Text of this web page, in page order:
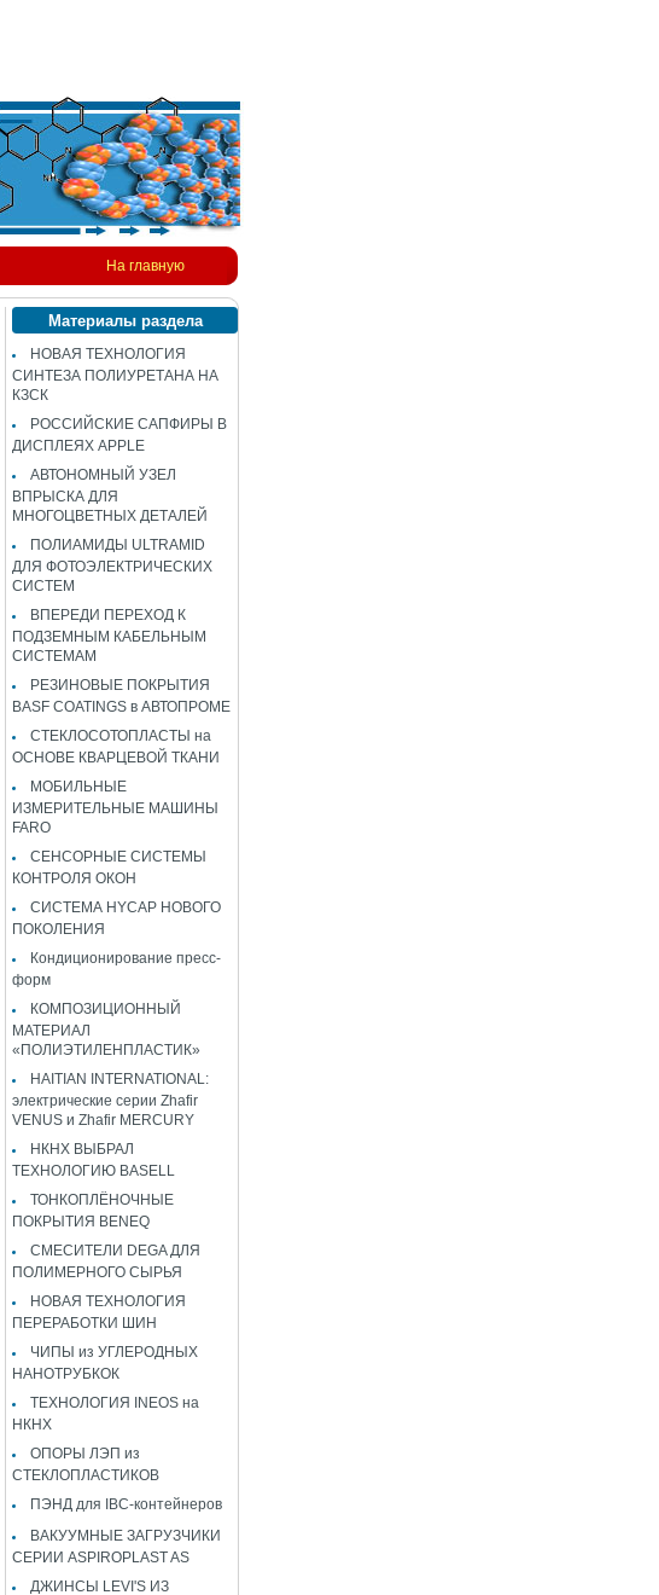
На главную
Материалы раздела
НОВАЯ ТЕХНОЛОГИЯ
СИНТЕЗА ПОЛИУРЕТАНА НА
КЗСК
РОССИЙСКИЕ САПФИРЫ В
ДИСПЛЕЯХ APPLE
АВТОНОМНЫЙ УЗЕЛ
ВПРЫСКА ДЛЯ
МНОГОЦВЕТНЫХ ДЕТАЛЕЙ
ПОЛИАМИДЫ ULTRAMID
ДЛЯ ФОТОЭЛЕКТРИЧЕСКИХ
СИСТЕМ
ВПЕРЕДИ ПЕРЕХОД К
ПОДЗЕМНЫМ КАБЕЛЬНЫМ
СИСТЕМАМ
РЕЗИНОВЫЕ ПОКРЫТИЯ
BASF COATINGS в АВТОПРОМЕ
СТЕКЛОСОТОПЛАСТЫ на
ОСНОВЕ КВАРЦЕВОЙ ТКАНИ
МОБИЛЬНЫЕ
ИЗМЕРИТЕЛЬНЫЕ МАШИНЫ
FARO
СЕНСОРНЫЕ СИСТЕМЫ
КОНТРОЛЯ ОКОН
СИСТЕМА HYCAP НОВОГО
ПОКОЛЕНИЯ
Кондиционирование пресс-
форм
КОМПОЗИЦИОННЫЙ
МАТЕРИАЛ
«ПОЛИЭТИЛЕНПЛАСТИК»
HAITIAN INTERNATIONAL:
электрические серии Zhafir
VENUS и Zhafir MERCURY
НКНХ ВЫБРАЛ
ТЕХНОЛОГИЮ BASELL
ТОНКОПЛЁНОЧНЫЕ
ПОКРЫТИЯ BENEQ
СМЕСИТЕЛИ DEGA ДЛЯ
ПОЛИМЕРНОГО СЫРЬЯ
НОВАЯ ТЕХНОЛОГИЯ
ПЕРЕРАБОТКИ ШИН
ЧИПЫ из УГЛЕРОДНЫХ
НАНОТРУБКОК
ТЕХНОЛОГИЯ INEOS на
НКНХ
ОПОРЫ ЛЭП из
СТЕКЛОПЛАСТИКОВ
ПЭНД для IBC-контейнеров
ВАКУУМНЫЕ ЗАГРУЗЧИКИ
СЕРИИ ASPIROPLAST AS
ДЖИНСЫ LEVI'S ИЗ